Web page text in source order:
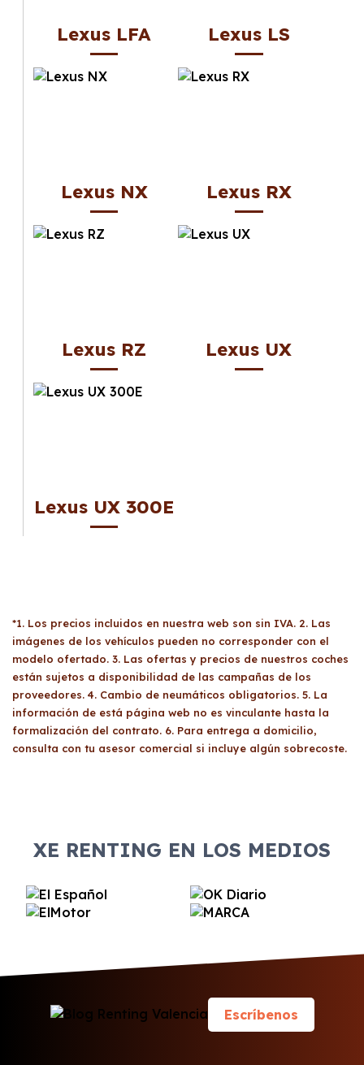
Lexus LFA Lexus LS
Lexus NX Lexus RX
Lexus RZ Lexus UX
Lexus UX 300E
*1. Los precios incluidos en nuestra web son sin IVA. 2. Las
imágenes de los vehículos pueden no corresponder con el
modelo ofertado. 3. Las ofertas y precios de nuestros coches
están sujetos a disponibilidad de las campañas de los
proveedores. 4. Cambio de neumáticos obligatorios. 5. La
información de está página web no es vinculante hasta la
formalización del contrato. 6. Para entrega a domicilio,
consulta con tu asesor comercial si incluye algún sobrecoste.
XE RENTING EN LOS MEDIOS
Escríbenos